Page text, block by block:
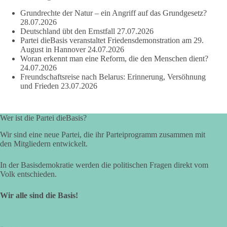
219 7 55
DieBasis
2 Tage(n) zuvor
Wusstest du, dass Kooperation in Sachfragen etwas anderes ist
als eine feste Koalition?
Regierungsverantwortung, feste Vereinbarungen und
dauerhafte Bindungen. Kooperation in Sachfragen bedeutet
dagegen: Ein Vorschlag wird einzeln geprüft.
🟩🟩🟦🟦🟥🟥🟧🟧
Vorschläge können Zustimmung erhalten. Schlechte
Grundrechte der Natur – ein Angriff auf das Grundgesetz?
28.07.2026
Deutschland übt den Ernstfall 27.07.2026
Partei dieBasis veranstaltet Friedensdemonstration am 29.
August in Hannover 24.07.2026
Woran erkennt man eine Reform, die den Menschen dient?
24.07.2026
Freundschaftsreise nach Belarus: Erinnerung, Versöhnung
und Frieden 23.07.2026
Wer ist die Partei dieBasis?
Wir sind eine neue Partei, die ihr Parteiprogramm zusammen mit
den Mitgliedern entwickelt.
In der Basisdemokratie werden die politischen Fragen direkt vom
Volk entschieden.
Wir alle sind die Basis!